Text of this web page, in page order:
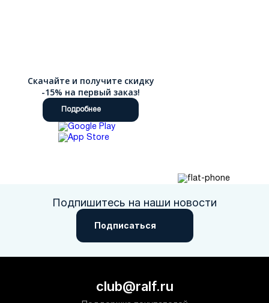
Скачайте и получите скидку
-15% на первый заказ!
Подробнее
Подпишитесь на наши новости
Подписаться
club@ralf.ru